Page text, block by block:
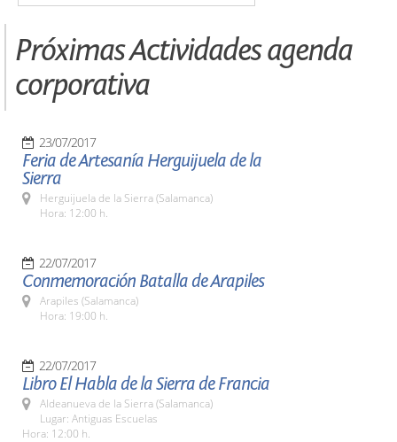
Próximas Actividades agenda
corporativa
23/07/2017
Feria de Artesanía Herguijuela de la
Sierra
Herguijuela de la Sierra (Salamanca)
Hora: 12:00 h.
22/07/2017
Conmemoración Batalla de Arapiles
Arapiles (Salamanca)
Hora: 19:00 h.
22/07/2017
Libro El Habla de la Sierra de Francia
Aldeanueva de la Sierra (Salamanca)
Lugar: Antiguas Escuelas
Hora: 12:00 h.